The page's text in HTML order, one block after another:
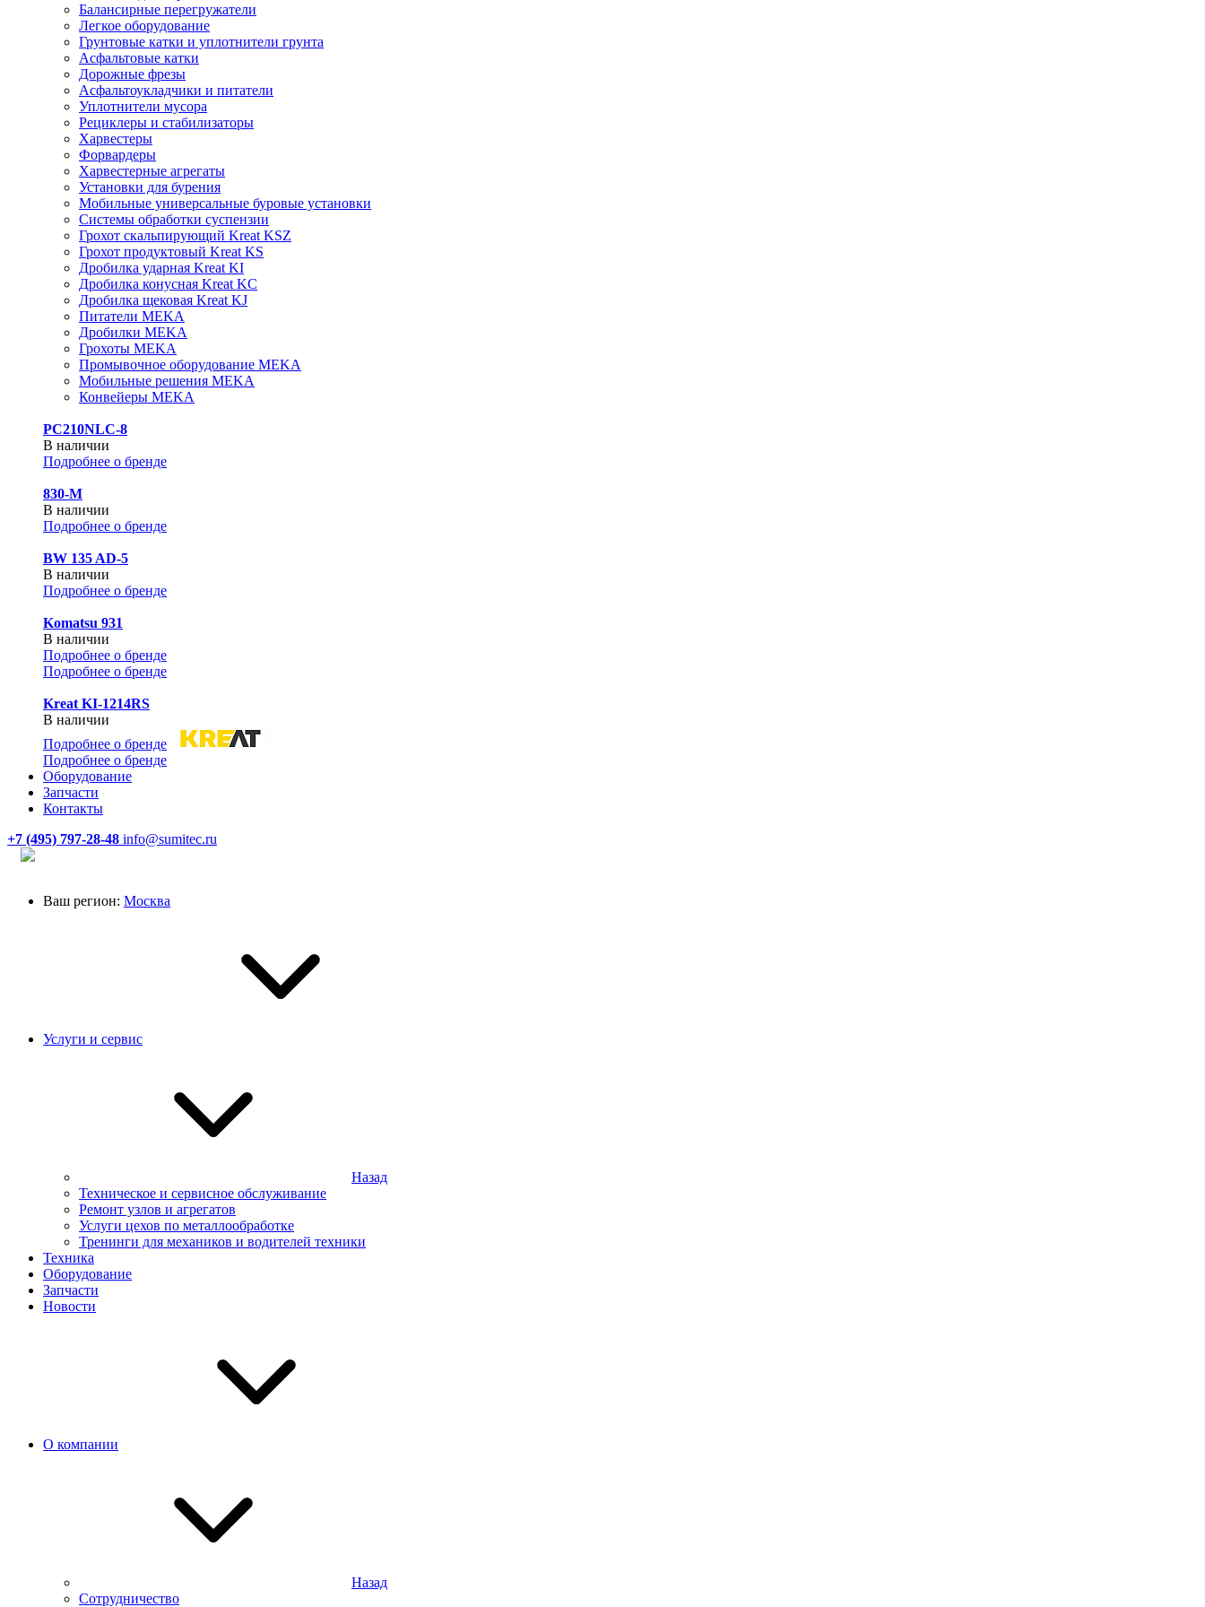
Балансирные перегружатели
Легкое оборудование
Грунтовые катки и уплотнители грунта
Асфальтовые катки
Дорожные фрезы
Асфальтоукладчики и питатели
Уплотнители мусора
Рециклеры и стабилизаторы
Харвестеры
Форвардеры
Харвестерные агрегаты
Установки для бурения
Мобильные универсальные буровые установки
Системы обработки суспензии
Грохот скальпирующий Kreat KSZ
Грохот продуктовый Kreat KS
Дробилка ударная Kreat KI
Дробилка конусная Kreat KC
Дробилка щековая Kreat KJ
Питатели MEKA
Дробилки MEKA
Грохоты MEKA
Промывочное оборудование MEKA
Мобильные решения MEKA
Конвейеры MEKA
PC210NLC-8
В наличии
Подробнее о бренде
830-М
В наличии
Подробнее о бренде
BW 135 AD-5
В наличии
Подробнее о бренде
Komatsu 931
В наличии
Подробнее о бренде
Подробнее о бренде
Kreat KI-1214RS
В наличии
Подробнее о бренде
Подробнее о бренде
Оборудование
Запчасти
Контакты
+7 (495) 797-28-48 info@sumitec.ru
Ваш регион: Москва
Услуги и сервис
Назад
Техническое и сервисное обслуживание
Ремонт узлов и агрегатов
Услуги цехов по металлообработке
Тренинги для механиков и водителей техники
Техника
Оборудование
Запчасти
Новости
О компании
Назад
Сотрудничество